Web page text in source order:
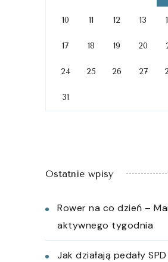
10 11 12 13
17 18 19 20
24 25 26 27
31
Ostatnie wpisy
Rower na co dzień –
aktywnego tygodnia
Jak działają pedały